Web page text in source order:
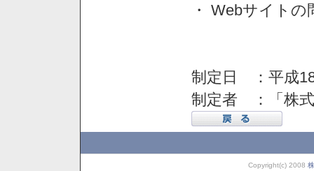
・ Webサイト
制定日 ：平成
制定者 ：「株
Copyright(c) 2008